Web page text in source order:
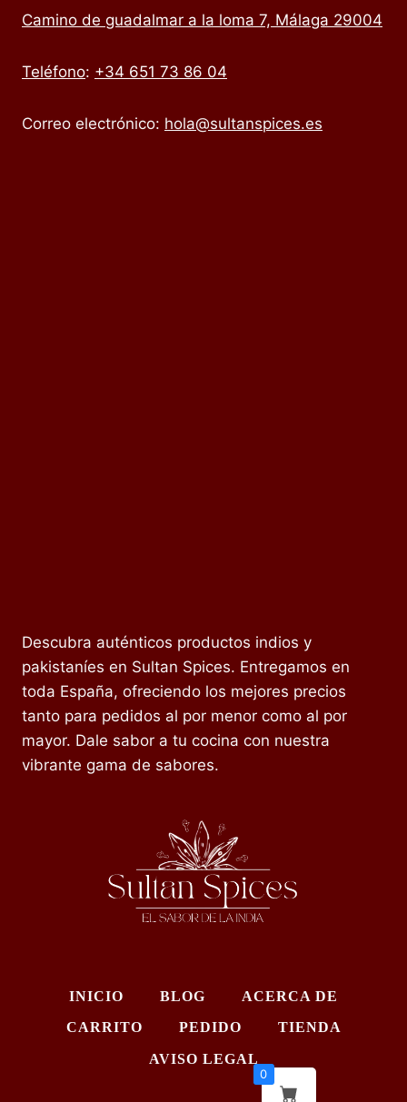
Camino de guadalmar a la loma 7, Málaga 29004
Teléfono: +34 651 73 86 04
Correo electrónico: hola@sultanspices.es
Descubra auténticos productos indios y
pakistaníes en Sultan Spices. Entregamos en
toda España, ofreciendo los mejores precios
tanto para pedidos al por menor como al por
mayor. Dale sabor a tu cocina con nuestra
vibrante gama de sabores.
INICIO BLOG ACERCA DE
CARRITO PEDIDO TIENDA
AVISO LEGAL
0